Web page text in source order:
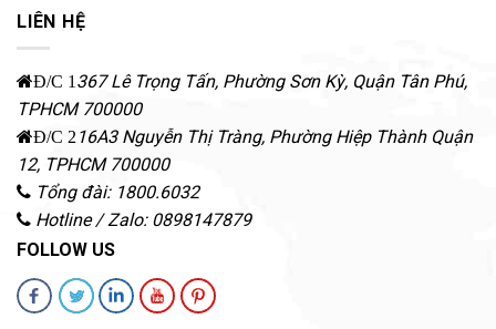
LIÊN HỆ
Đ/C 1 367 Lê Trọng Tấn, Phường Sơn Kỳ, Quận Tân Phú,
TPHCM 700000
Đ/C 2 16A3 Nguyễn Thị Tràng, Phường Hiệp Thành Quận
12, TPHCM 700000
Tổng đài: 1800.6032
Hotline / Zalo: 0898147879
FOLLOW US